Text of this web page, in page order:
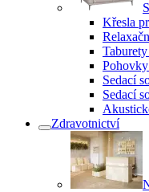
Křesla
Sedací
Sedací
Zdravotnictví